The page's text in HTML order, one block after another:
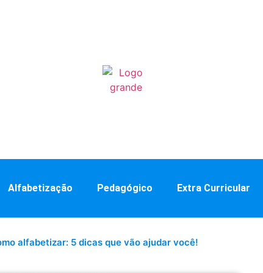
Alfabetização Pedagógico Extra Curricular
alfabetizar: 5 dicas que vão ajudar você!